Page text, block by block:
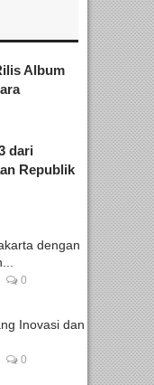
Album
dari
Republik
dengan
0
Inovasi dan
0